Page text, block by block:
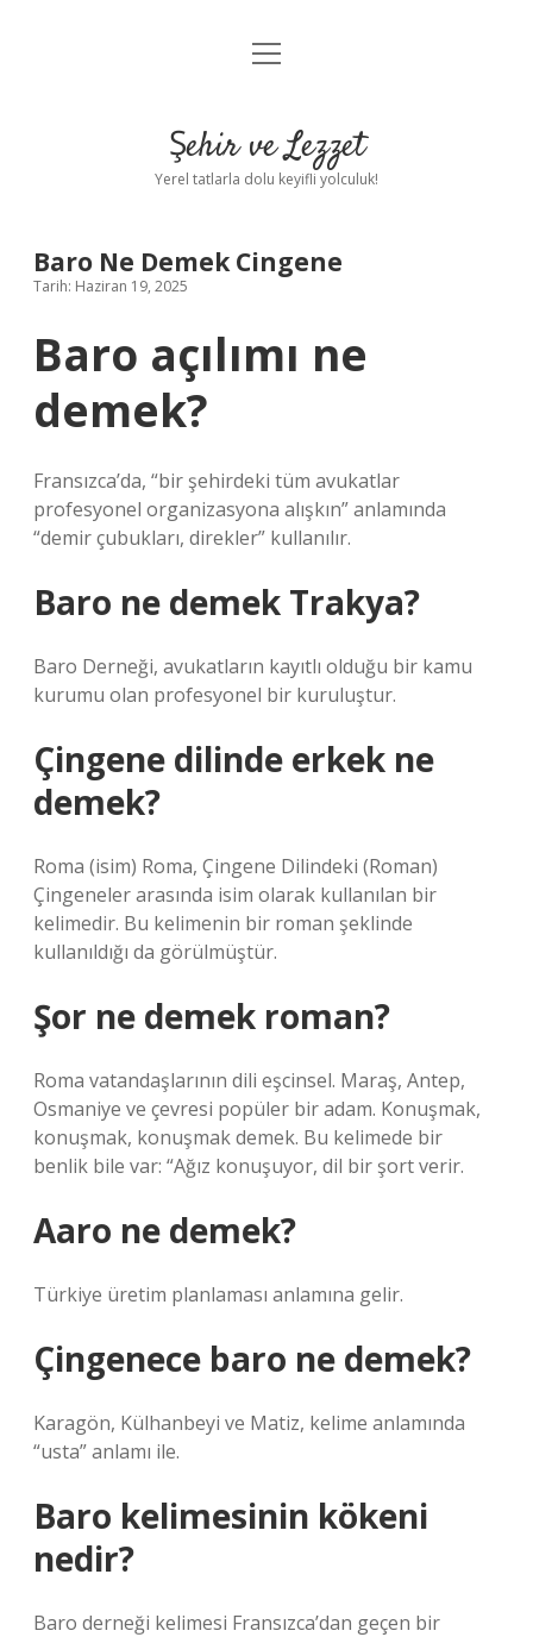
Anasayfa
Yasal Uyarı
menüyü
Şehir ve Lezzet
Yerel tatlarla dolu keyifli yolculuk!
Baro Ne Demek Cingene
Tarih: Haziran 19, 2025
Baro açılımı ne
demek?
Fransızca’da, “bir şehirdeki tüm avukatlar
profesyonel organizasyona alışkın” anlamında
“demir çubukları, direkler” kullanılır.
Baro ne demek Trakya?
Baro Derneği, avukatların kayıtlı olduğu bir kamu
kurumu olan profesyonel bir kuruluştur.
Çingene dilinde erkek ne
demek?
Roma (isim) Roma, Çingene Dilindeki (Roman)
Çingeneler arasında isim olarak kullanılan bir
kelimedir. Bu kelimenin bir roman şeklinde
kullanıldığı da görülmüştür.
Şor ne demek roman?
Roma vatandaşlarının dili eşcinsel. Maraş, Antep,
Osmaniye ve çevresi popüler bir adam. Konuşmak,
konuşmak, konuşmak demek. Bu kelimede bir
benlik bile var: “Ağız konuşuyor, dil bir şort verir.
Aaro ne demek?
Türkiye üretim planlaması anlamına gelir.
Çingenece baro ne demek?
Karagön, Külhanbeyi ve Matiz, kelime anlamında
“usta” anlamı ile.
Baro kelimesinin kökeni
nedir?
Baro derneği kelimesi Fransızca’dan geçen bir